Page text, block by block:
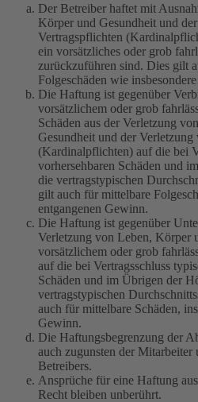
Der Betreiber haftet mit
Körper und Gesundheit und
Vertragspflichten
ein vorsätzliches oder grob
zurückzuführen sind. Dies gilt
Folgeschäden wie
Die Haftung ist gegenüber
vorsätzlichem oder grob
Schäden aus der Verletzung
Gesundheit und der
(Kardinalpflichten) auf die bei
vorhersehbaren Schäden und
die vertragstypischen
gilt auch für mittelbare
entgangenen Gewinn.
Die Haftung ist gegenüber
Verletzung von Leben, Körper
vorsätzlichem oder grob
auf die bei Vertragsschluss
Schäden und im Übrigen der
vertragstypischen
auch für mittelbare Schäden,
Gewinn.
Die Haftungsbegrenzung der
auch zugunsten der
Betreibers.
Ansprüche für eine Haftung
Recht bleiben unberührt.